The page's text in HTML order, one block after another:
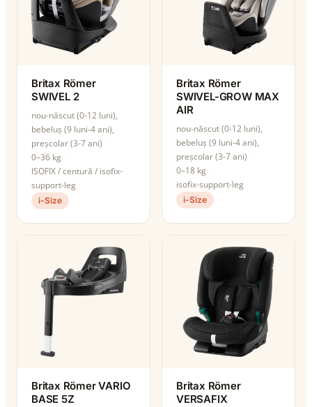
Britax Römer
SWIVEL 2
nou-născut (0-12 luni),
bebeluș (9 luni-4 ani),
preșcolar (3-7 ani)
0–36 kg
ISOFIX / centură / isofix-
support-leg
i-Size
Britax Römer
SWIVEL-GROW MAX
AIR
nou-născut (0-12 luni),
bebeluș (9 luni-4 ani),
preșcolar (3-7 ani)
0–18 kg
isofix-support-leg
i-Size
Britax Römer VARIO
BASE 5Z
Britax Römer
VERSAFIX